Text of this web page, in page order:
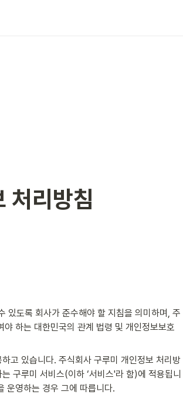
처리방침
있도록 회사가 준수해야 할 지침을 의미하며, 주
야 하는 대한민국의 관계 법령 및 개인정보보호
고 있습니다. 주식회사 구루미 개인정보 처리방
구루미 서비스(이하 ‘서비스'라 함)에 적용됩니
운영하는 경우 그에 따릅니다.